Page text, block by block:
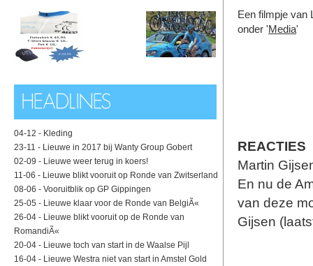
04-12 - Kleding
23-11 - Lieuwe in 2017 bij Wanty Group Gobert
02-09 - Lieuwe weer terug in koers!
11-06 - Lieuwe blikt vooruit op Ronde van Zwitserland
08-06 - Vooruitblik op GP Gippingen
25-05 - Lieuwe klaar voor de Ronde van BelgiÃ«
26-04 - Lieuwe blikt vooruit op de Ronde van
RomandiÃ«
20-04 - Lieuwe toch van start in de Waalse Pijl
16-04 - Lieuwe Westra niet van start in Amstel Gold
Een filmpje van
onder 'Media'
REACTIES
Martin
En nu de
van deze
Gijsen